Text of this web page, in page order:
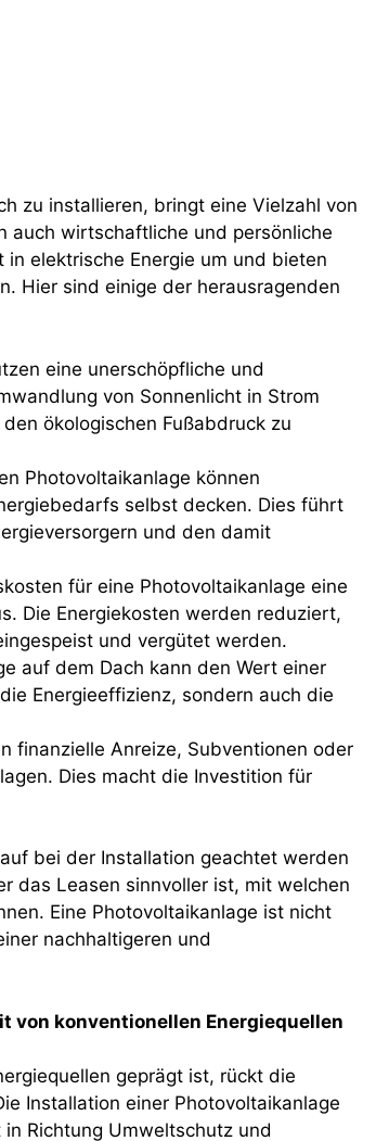
zu installieren, bringt eine Vielzahl von
auch wirtschaftliche und persönliche
elektrische Energie um und bieten
Hier sind einige der herausragenden
eine unerschöpfliche und
von Sonnenlicht in Strom
ökologischen Fußabdruck zu
Photovoltaikanlage können
selbst decken. Dies führt
und den damit
für eine Photovoltaikanlage eine
Die Energiekosten werden reduziert,
und vergütet werden.
auf dem Dach kann den Wert einer
Energieeffizienz, sondern auch die
finanzielle Anreize, Subventionen oder
Dies macht die Investition für
bei der Installation geachtet werden
das Leasen sinnvoller ist, mit welchen
Eine Photovoltaikanlage ist nicht
nachhaltigeren und
von konventionellen Energiequellen
geprägt ist, rückt die
Installation einer Photovoltaikanlage
Richtung Umweltschutz und